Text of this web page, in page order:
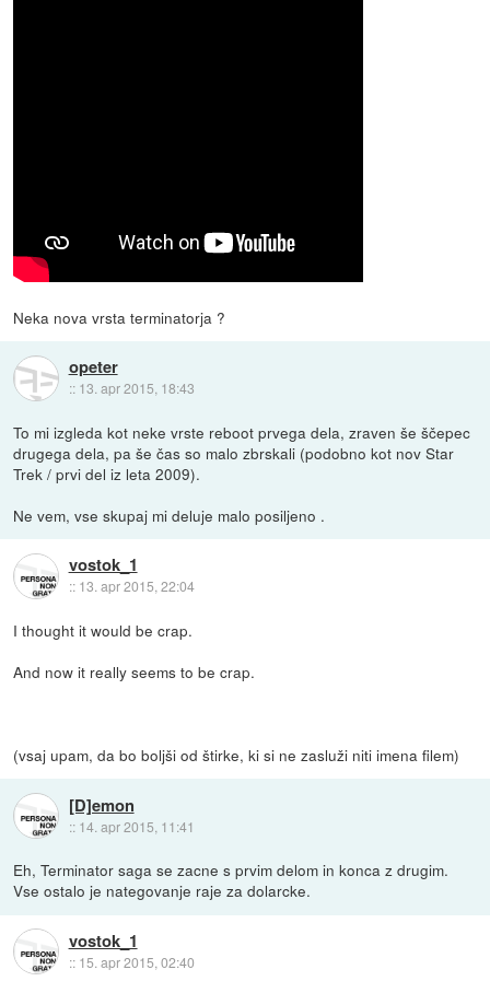
Neka nova vrsta terminatorja ?
opeter
:: 13. apr 2015, 18:43
To mi izgleda kot neke vrste reboot prvega dela, zraven še ščepec
drugega dela, pa še čas so malo zbrskali (podobno kot nov Star
Trek / prvi del iz leta 2009).
Ne vem, vse skupaj mi deluje malo posiljeno .
vostok_1
:: 13. apr 2015, 22:04
I thought it would be crap.
And now it really seems to be crap.
(vsaj upam, da bo boljši od štirke, ki si ne zasluži niti imena filem)
[D]emon
:: 14. apr 2015, 11:41
Eh, Terminator saga se zacne s prvim delom in konca z drugim.
Vse ostalo je nategovanje raje za dolarcke.
vostok_1
:: 15. apr 2015, 02:40